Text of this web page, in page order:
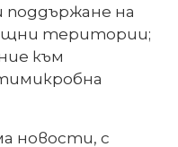
поддържане на
територии;
към
новости, с